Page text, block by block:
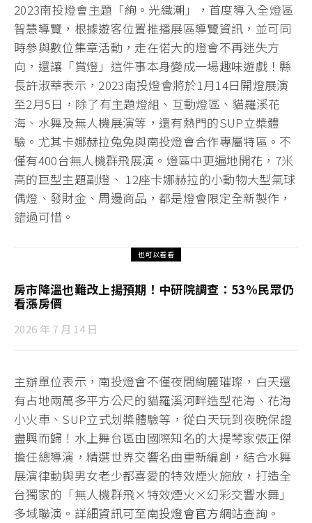
2023南投燈會主題「絢。光織潮」，首度導入全燈區
智慧導覽，根據遊客位置推播展區導覽資訊，並可同
時參與數位集章活動，走在偌大的燈會不再迷失方
向，還讓「賞燈」這件事本身變成一場趣味遊戲！縣
長許淑華表示，2023南投燈會將於1月14日開燈展演
至2月5日，除了有主題燈組、互動燈區、貓羅溪花
海、水舞及無人機展演等，還有熱門的SUP立槳體
驗。尤其卡娜赫拉兔兔與南投燈會合作專屬特區。不
僅有400台無人機群飛展演。燈區中更遍地開花，7米
高的巨型主題副燈、 12座卡娜赫拉的小動物大型氣球
偶燈、發財金、周邊商品，都是燈會限定全新製作，
錯過可惜。
也可以看看
房市降溫也難改上揚預期！中研院調查：53%民眾仍
看漲房價
2026 年 7 月 14 日
主辦單位表示，南投燈會不僅夜間絢麗璀璨，白天還
有占地兩萬多平方公尺的貓羅溪河畔造型花海、花海
小火車、SUP立式划槳體驗等，從白天玩到夜晚保證
盡興而歸！水上舞台區由國際知名的大提琴家張正傑
擔任總導演，精選世界交響名曲重新編創，結合水舞
展演律動與男女老少都喜愛的特效煙火施放，打造全
台獨家的「無人機群飛×特效煙火×幻彩交響水舞」
多域聯演。詳細資訊可至南投燈會官方網站查詢。